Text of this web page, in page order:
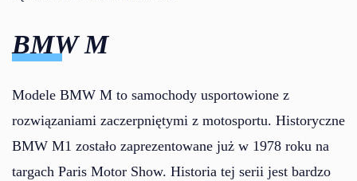
BMW M
Modele BMW M to samochody usportowione z
rozwiązaniami zaczerpniętymi z motosportu. Historyczne
BMW M1 zostało zaprezentowane już w 1978 roku na
targach Paris Motor Show. Historia tej serii jest bardzo